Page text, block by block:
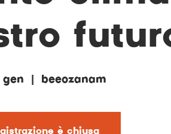
gen beeozanam
è chiusa